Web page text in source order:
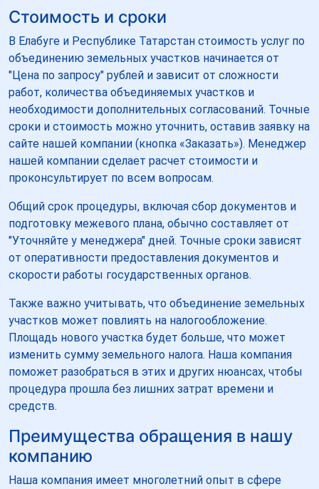
Стоимость и сроки
В Елабуге и Республике Татарстан стоимость услуг по
объединению земельных участков начинается от
"Цена по запросу" рублей и зависит от сложности
работ, количества объединяемых участков и
необходимости дополнительных согласований. Точные
сроки и стоимость можно уточнить, оставив заявку на
сайте нашей компании (кнопка «Заказать»). Менеджер
нашей компании сделает расчет стоимости и
проконсультирует по всем вопросам.
Общий срок процедуры, включая сбор документов и
подготовку межевого плана, обычно составляет от
"Уточняйте у менеджера" дней. Точные сроки зависят
от оперативности предоставления документов и
скорости работы государственных органов.
Также важно учитывать, что объединение земельных
участков может повлиять на налогообложение.
Площадь нового участка будет больше, что может
изменить сумму земельного налога. Наша компания
поможет разобраться в этих и других нюансах, чтобы
процедура прошла без лишних затрат времени и
средств.
Преимущества обращения в нашу
компанию
Наша компания имеет многолетний опыт в сфере